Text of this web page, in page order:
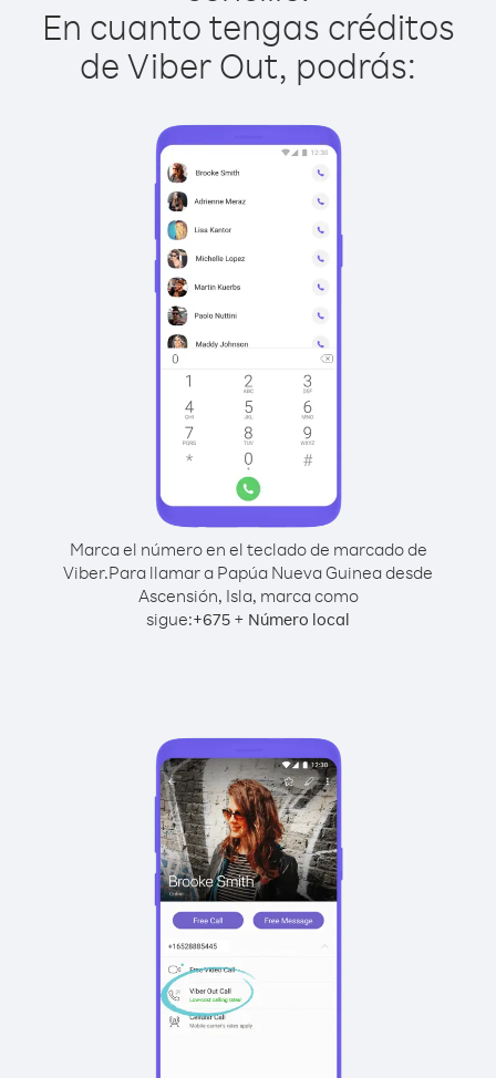
En cuanto tengas créditos
de Viber Out, podrás:
Marca el número en el teclado de marcado de
Viber.Para llamar a Papúa Nueva Guinea desde
Ascensión, Isla, marca como
sigue:+675 + Número local